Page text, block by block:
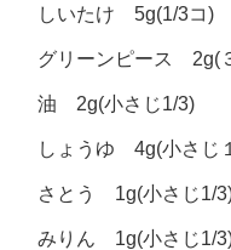
しいたけ 5g(1/3コ)
グリーンピース 2g(
油 2g(小さじ1/3)
しょうゆ 4g(小さじ
さとう 1g(小さじ1/
みりん 1g(小さじ1/